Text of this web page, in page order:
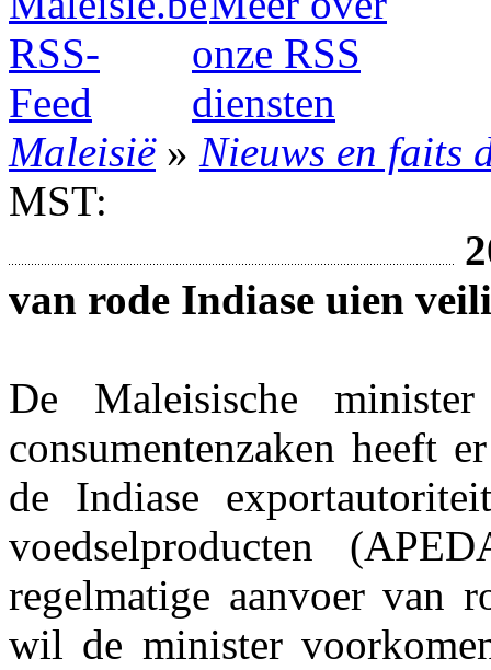
Maleisië» Nieuws en faits
MST:
van rode Indiase uien
De Maleisische
consumentenzaken heeft
de Indiase
voedselproducten
regelmatige aanvoer van
wil de minister